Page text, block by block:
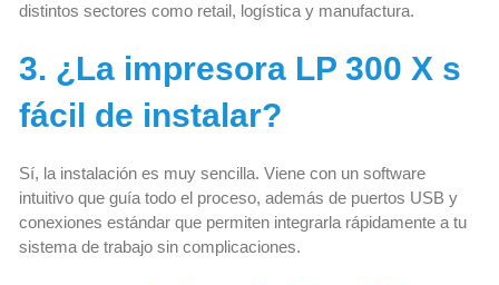
distintos sectores como retail, logística y manufactura.
3. ¿La impresora LP 300 X s
fácil de instalar?
Sí, la instalación es muy sencilla. Viene con un software
intuitivo que guía todo el proceso, además de puertos USB y
conexiones estándar que permiten integrarla rápidamente a tu
sistema de trabajo sin complicaciones.